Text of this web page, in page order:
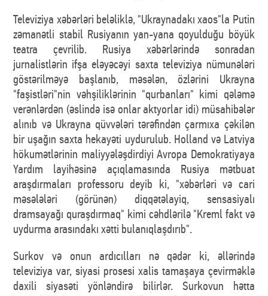
Televiziya xəbərləri beləliklə, "Ukraynadakı xaos"la Putin
zəmanətli stabil Rusiyanın yan-yana qoyulduğu böyük
teatra çevrilib. Rusiya xəbərlərində sonradan
jurnalistlərin ifşa eləyəcəyi saxta televiziya nümunələri
göstərilməyə başlanıb, məsələn, özlərini Ukrayna
"faşistləri"nin vəhşiliklərinin "qurbanları" kimi qələmə
verənlərdən (əslində isə onlar aktyorlar idi) müsahibələr
alınıb və Ukrayna qüvvələri tərəfindən çarmıxa çəkilən
bir uşağın saxta hekayəti uydurulub. Holland və Latviya
hökumətlərinin maliyyələşdirdiyi Avropa Demokratiyaya
Yardım layihəsinə açıqlamasında Rusiya mətbuat
araşdırmaları professoru deyib ki, "xəbərləri və cari
məsələləri (görünən) diqqətəlayiq, sensasiyalı
dramsayağı quraşdırmaq" kimi cəhdlərilə "Kreml fakt və
uydurma arasındakı xətti bulanıqlaşdırıb".
Surkov və onun ardıcılları nə qədər ki, əllərində
televiziya var, siyasi prosesi xalis tamaşaya çevirməklə
daxili siyasəti yönləndirə bilirlər. Surkovun hətta